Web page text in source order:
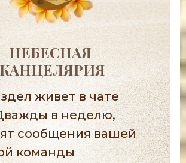
НЕБЕСНАЯ
КАНЦЕЛЯРИЯ
живет в чате
в неделю,
сообщения вашей
команды